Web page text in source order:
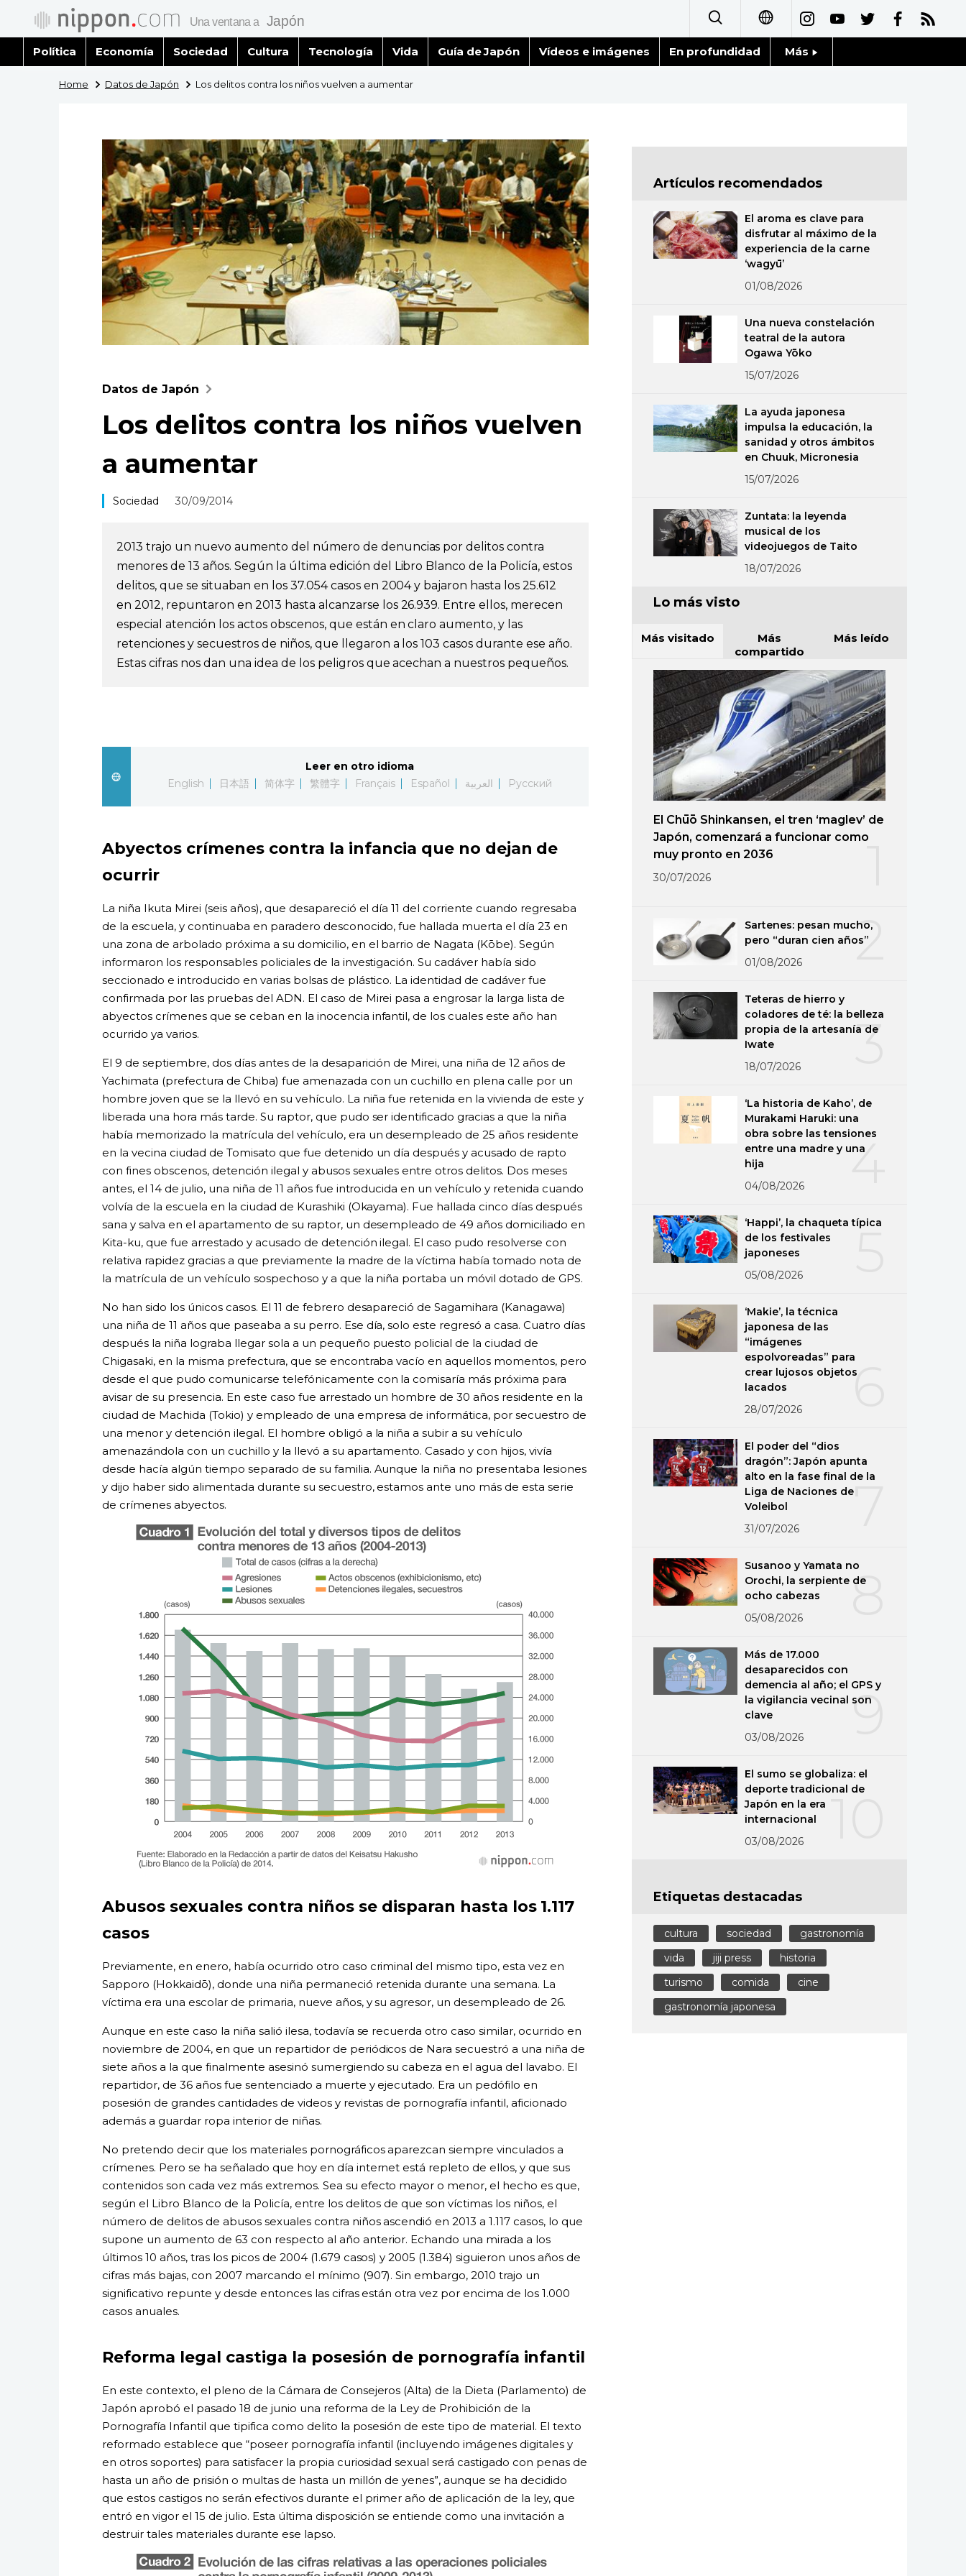
日本語
العربية
Política Economía Sociedad Cultura Tecnología Vida Guía de Japón Vídeos e imágenes En profundidad Más
Blog
Home Datos de Japón Los delitos contra los niños vuelven a aumentar
Datos de Japón
Los delitos contra los niños vuelven
a aumentar
Sociedad 30/09/2014
2013 trajo un nuevo aumento del número de denuncias por delitos contra
menores de 13 años. Según la última edición del Libro Blanco de la Policía, estos
delitos, que se situaban en los 37.054 casos en 2004 y bajaron hasta los 25.612
en 2012, repuntaron en 2013 hasta alcanzarse los 26.939. Entre ellos, merecen
especial atención los actos obscenos, que están en claro aumento, y las
retenciones y secuestros de niños, que llegaron a los 103 casos durante ese año.
Estas cifras nos dan una idea de los peligros que acechan a nuestros pequeños.
Leer en otro idioma
English
日本語 简体字 繁體字 Français Español العربية Русский
Abyectos crímenes contra la infancia que no dejan de
ocurrir
La niña Ikuta Mirei (seis años), que desapareció el día 11 del corriente cuando regresaba
de la escuela, y continuaba en paradero desconocido, fue hallada muerta el día 23 en
una zona de arbolado próxima a su domicilio, en el barrio de Nagata (Kōbe). Según
informaron los responsables policiales de la investigación. Su cadáver había sido
seccionado e introducido en varias bolsas de plástico. La identidad de cadáver fue
confirmada por las pruebas del ADN. El caso de Mirei pasa a engrosar la larga lista de
abyectos crímenes que se ceban en la inocencia infantil, de los cuales este año han
ocurrido ya varios.
El 9 de septiembre, dos días antes de la desaparición de Mirei, una niña de 12 años de
Yachimata (prefectura de Chiba) fue amenazada con un cuchillo en plena calle por un
hombre joven que se la llevó en su vehículo. La niña fue retenida en la vivienda de este y
liberada una hora más tarde. Su raptor, que pudo ser identificado gracias a que la niña
había memorizado la matrícula del vehículo, era un desempleado de 25 años residente
en la vecina ciudad de Tomisato que fue detenido un día después y acusado de rapto
con fines obscenos, detención ilegal y abusos sexuales entre otros delitos. Dos meses
antes, el 14 de julio, una niña de 11 años fue introducida en un vehículo y retenida cuando
volvía de la escuela en la ciudad de Kurashiki (Okayama). Fue hallada cinco días después
sana y salva en el apartamento de su raptor, un desempleado de 49 años domiciliado en
Kita-ku, que fue arrestado y acusado de detención ilegal. El caso pudo resolverse con
relativa rapidez gracias a que previamente la madre de la víctima había tomado nota de
la matrícula de un vehículo sospechoso y a que la niña portaba un móvil dotado de GPS.
No han sido los únicos casos. El 11 de febrero desapareció de Sagamihara (Kanagawa)
una niña de 11 años que paseaba a su perro. Ese día, solo este regresó a casa. Cuatro días
después la niña lograba llegar sola a un pequeño puesto policial de la ciudad de
Chigasaki, en la misma prefectura, que se encontraba vacío en aquellos momentos, pero
desde el que pudo comunicarse telefónicamente con la comisaría más próxima para
avisar de su presencia. En este caso fue arrestado un hombre de 30 años residente en la
ciudad de Machida (Tokio) y empleado de una empresa de informática, por secuestro de
una menor y detención ilegal. El hombre obligó a la niña a subir a su vehículo
amenazándola con un cuchillo y la llevó a su apartamento. Casado y con hijos, vivía
desde hacía algún tiempo separado de su familia. Aunque la niña no presentaba lesiones
y dijo haber sido alimentada durante su secuestro, estamos ante uno más de esta serie
de crímenes abyectos.
Abusos sexuales contra niños se disparan hasta los 1.117
casos
Previamente, en enero, había ocurrido otro caso criminal del mismo tipo, esta vez en
Sapporo (Hokkaidō), donde una niña permaneció retenida durante una semana. La
víctima era una escolar de primaria, nueve años, y su agresor, un desempleado de 26.
Aunque en este caso la niña salió ilesa, todavía se recuerda otro caso similar, ocurrido en
noviembre de 2004, en que un repartidor de periódicos de Nara secuestró a una niña de
siete años a la que finalmente asesinó sumergiendo su cabeza en el agua del lavabo. El
repartidor, de 36 años fue sentenciado a muerte y ejecutado. Era un pedófilo en
posesión de grandes cantidades de videos y revistas de pornografía infantil, aficionado
además a guardar ropa interior de niñas.
No pretendo decir que los materiales pornográficos aparezcan siempre vinculados a
crímenes. Pero se ha señalado que hoy en día internet está repleto de ellos, y que sus
contenidos son cada vez más extremos. Sea su efecto mayor o menor, el hecho es que,
según el Libro Blanco de la Policía, entre los delitos de que son víctimas los niños, el
número de delitos de abusos sexuales contra niños ascendió en 2013 a 1.117 casos, lo que
supone un aumento de 63 con respecto al año anterior. Echando una mirada a los
últimos 10 años, tras los picos de 2004 (1.679 casos) y 2005 (1.384) siguieron unos años de
cifras más bajas, con 2007 marcando el mínimo (907). Sin embargo, 2010 trajo un
significativo repunte y desde entonces las cifras están otra vez por encima de los 1.000
casos anuales.
Reforma legal castiga la posesión de pornografía infantil
En este contexto, el pleno de la Cámara de Consejeros (Alta) de la Dieta (Parlamento) de
Japón aprobó el pasado 18 de junio una reforma de la Ley de Prohibición de la
Pornografía Infantil que tipifica como delito la posesión de este tipo de material. El texto
reformado establece que “poseer pornografía infantil (incluyendo imágenes digitales y
en otros soportes) para satisfacer la propia curiosidad sexual será castigado con penas de
hasta un año de prisión o multas de hasta un millón de yenes”, aunque se ha decidido
que estos castigos no serán efectivos durante el primer año de aplicación de la ley, que
entró en vigor el 15 de julio. Esta última disposición se entiende como una invitación a
destruir tales materiales durante ese lapso.
Artículos recomendados
El aroma es clave para
disfrutar al máximo de la
experiencia de la carne
‘wagyū’
01/08/2026
Una nueva constelación
teatral de la autora
Ogawa Yōko
15/07/2026
La ayuda japonesa
impulsa la educación, la
sanidad y otros ámbitos
en Chuuk, Micronesia
15/07/2026
Zuntata: la leyenda
musical de los
videojuegos de Taito
18/07/2026
Lo más visto
Más visitado
Más
compartido
Más leído
El Chūō Shinkansen, el tren ‘maglev’ de
Japón, comenzará a funcionar como
muy pronto en 2036
30/07/2026
2
Sartenes: pesan mucho,
pero “duran cien años”
01/08/2026
3
Teteras de hierro y
coladores de té: la belleza
propia de la artesanía de
Iwate
18/07/2026
4
‘La historia de Kaho’, de
Murakami Haruki: una
obra sobre las tensiones
entre una madre y una
hija
04/08/2026
5
‘Happi’, la chaqueta típica
de los festivales
japoneses
05/08/2026
6
‘Makie’, la técnica
japonesa de las
“imágenes
espolvoreadas” para
crear lujosos objetos
lacados
28/07/2026
7
El poder del “dios
dragón”: Japón apunta
alto en la fase final de la
Liga de Naciones de
Voleibol
31/07/2026
8
Susanoo y Yamata no
Orochi, la serpiente de
ocho cabezas
05/08/2026
9
Más de 17.000
desaparecidos con
demencia al año; el GPS y
la vigilancia vecinal son
clave
03/08/2026
El sumo se globaliza: el
deporte tradicional de
Japón en la era
internacional
03/08/2026
Etiquetas destacadas
cultura sociedad
gastronomía
vida
jiji press
historia
turismo
comida
cine
gastronomía japonesa